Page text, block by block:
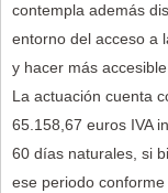
contempla además
entorno del acceso a
y hacer más
La actuación cuenta
65.158,67 euros IVA
60 días naturales, si
ese periodo